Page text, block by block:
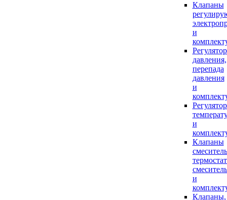
Клапаны
и
давления,
перепада
давления
и
и
Клапаны
и
Клапаны,